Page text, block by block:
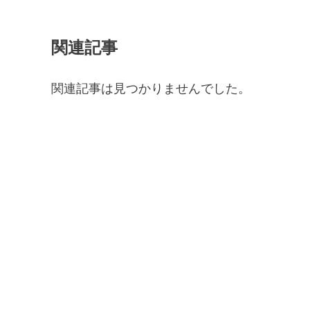
関連記事
関連記事は見つかりませんでした。